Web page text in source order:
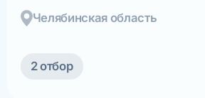
Челябинская область
2 отбор